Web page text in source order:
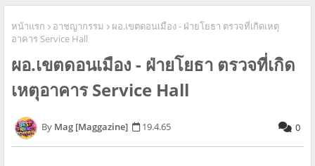
หน้าแรก อาชญากรรม
ผอ.เขตดอนเมือง - ฝ่ายโยธา ตรวจที่เกิดเหตุ
อาคาร Service Hall
ผอ.เขตดอนเมือง - ฝ่ายโยธา ตรวจที่เกิด
เหตุอาคาร Service Hall
Mag [Maggazine] 19.4.65 0